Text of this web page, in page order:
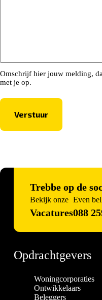
Omschrijf hier jouw melding,
met je op.
Trebbe op de
Bekijk onze
Vacatures
Even
088
Opdrachtgevers
Woningcorporaties
Ontwikkelaars
Beleggers